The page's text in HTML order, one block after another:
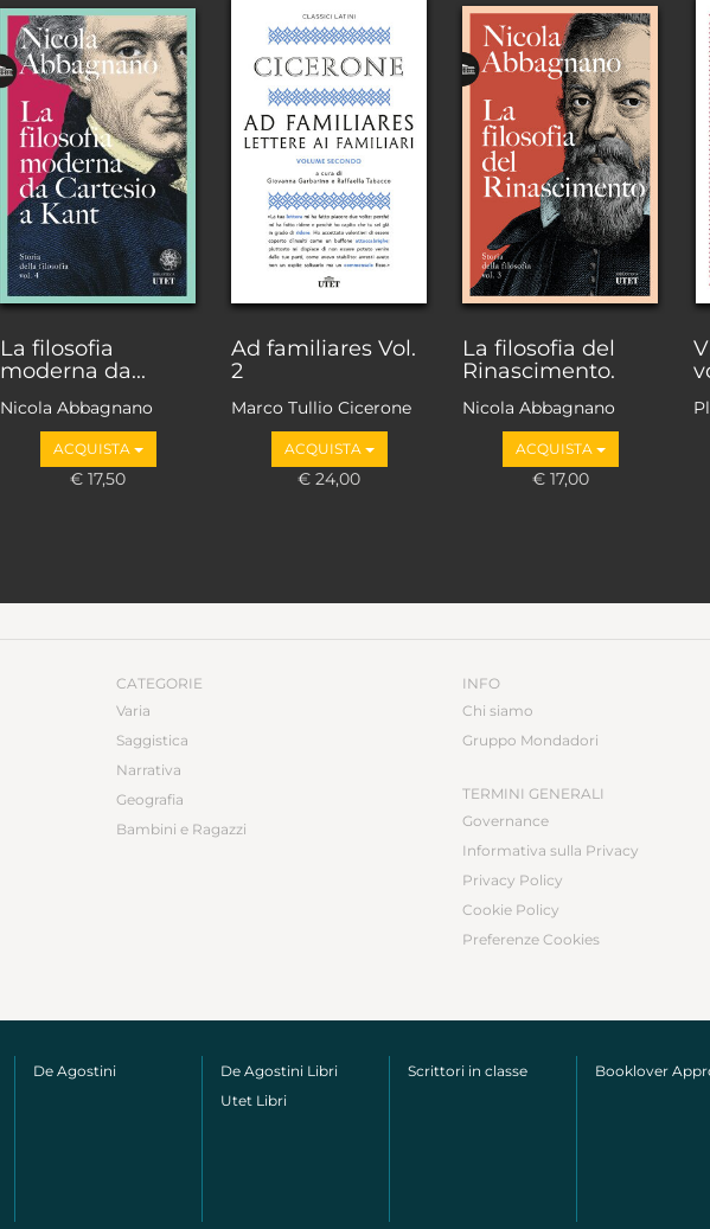
La filosofia
moderna da...
Nicola Abbagnano
ACQUISTA
€ 17,50
Ad familiares Vol.
2
Marco Tullio Cicerone
ACQUISTA
€ 24,00
La filosofia del
Rinascimento.
Nicola Abbagnano
ACQUISTA
€ 17,00
CATEGORIE
Varia
Saggistica
Narrativa
Geografia
Bambini e Ragazzi
INFO
Chi siamo
Gruppo Mondadori
TERMINI GENERALI
Governance
Informativa sulla Privacy
Privacy Policy
Cookie Policy
Preferenze Cookies
De Agostini
De Agostini Libri
Utet Libri
Scrittori in classe Booklover